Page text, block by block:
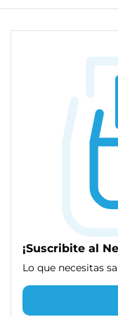
¡Suscribite al
Lo que necesitas